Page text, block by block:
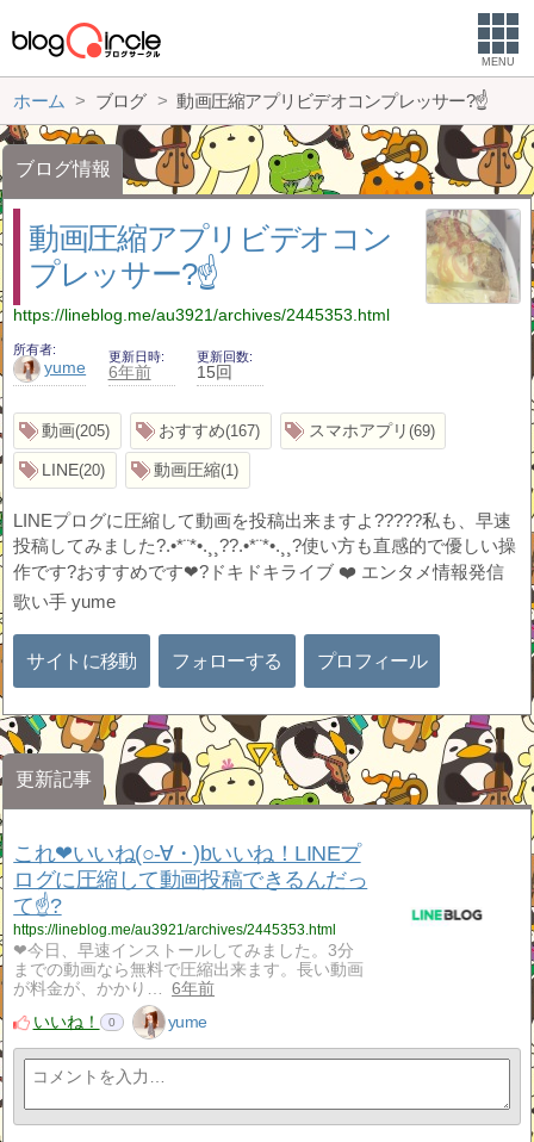
MENU
ホーム ブログ 動画圧縮アプリビデオコンプレッサー?☝️
ブログ情報
動画圧縮アプリビデオコン
プレッサー?☝️
https://lineblog.me/au3921/archives/2445353.html
所有者
yume
更新日時
6年前
更新回数
15回
動画 205 おすすめ 167 スマホアプリ 69
LINE 20 動画圧縮 1
LINEプログに圧縮して動画を投稿出来ますよ?????私も、早速
投稿してみました?.•*¨*•.¸¸??.•*¨*•.¸¸?使い方も直感的で優しい操
作です?おすすめです❤?ドキドキライブ ❤️ エンタメ情報発信
歌い手 yume
サイトに移動 フォローする プロフィール
更新記事
これ❤いいね(○-∀・)bいいね！LINEプ
ログに圧縮して動画投稿できるんだっ
て☝️?
https://lineblog.me/au3921/archives/2445353.html
❤今日、早速インストールしてみました。3分
までの動画なら無料で圧縮出来ます。長い動画
が料金が、かかり…
6年前
いいね！
0 yume